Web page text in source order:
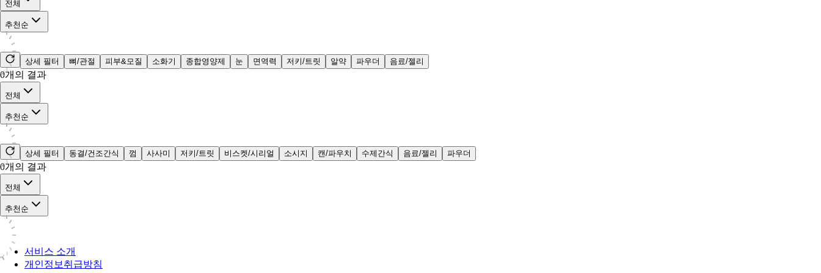
전체
추천순
상세 필터 뼈/관절 피부&모질 소화기 종합영양제 눈 면역력 저키/트릿 알약 파우더 음료/젤리
0개의 결과
전체
추천순
상세 필터 동결/건조간식 껌 사사미 저키/트릿 비스켓/시리얼 소시지 캔/파우치 수제간식 음료/젤리 파우더
0개의 결과
전체
추천순
서비스 소개
개인정보취급방침